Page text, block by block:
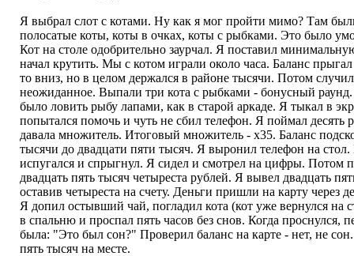
Я выбрал слот с котами. Ну как я мог пройти мимо? Там
полосатые коты, коты в очках, коты с рыбками. Это было
Кот на столе одобрительно заурчал. Я поставил
начал крутить. Мы с котом играли около часа. Баланс
то вниз, но в целом держался в районе тысячи. Потом
неожиданное. Выпали три кота с рыбками - бонусный
было ловить рыбу лапами, как в старой аркаде. Я тыкал в
попытался помочь и чуть не сбил телефон. Я поймал десять
давала множитель. Итоговый множитель - х35. Баланс
тысячи до двадцати пяти тысяч. Я выронил телефон на стол.
испугался и спрыгнул. Я сидел и смотрел на цифры. Потом
двадцать пять тысяч четыреста рублей. Я вывел двадцать
оставив четыреста на счету. Деньги пришли на карту через
Я допил остывший чай, погладил кота (кот уже вернулся на
в спальню и проспал пять часов без снов. Когда проснулся,
была: "Это был сон?" Проверил баланс на карте - нет, не
пять тысяч на месте.